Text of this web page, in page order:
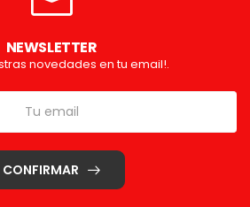
NEWSLETTER
novedades en tu email!.
CONFIRMAR